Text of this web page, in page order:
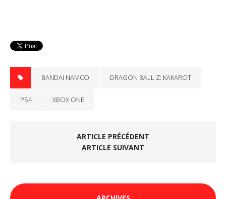
BANDAI NAMCO DRAGON BALL Z: KAKAROT
PS4 XBOX ONE
ARTICLE PRÉCÉDENT
ARTICLE SUIVANT